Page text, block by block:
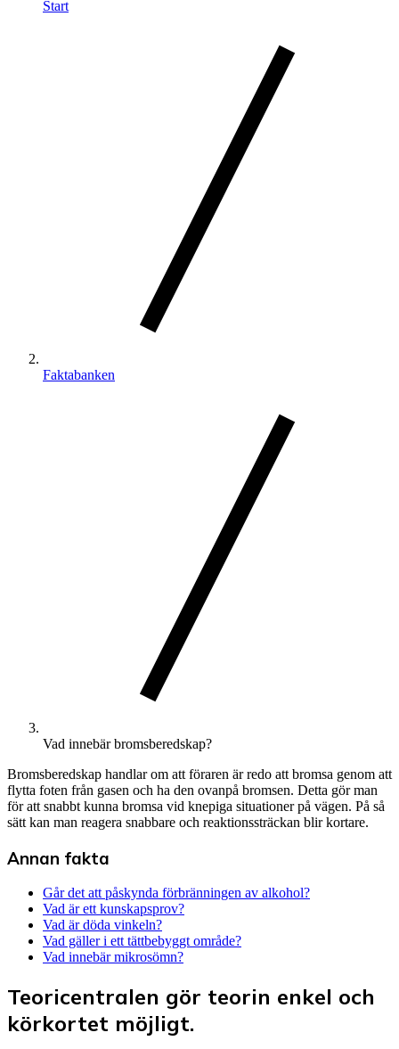
Start
Faktabanken
Vad innebär bromsberedskap?
Bromsberedskap handlar om att föraren är redo att bromsa genom att
flytta foten från gasen och ha den ovanpå bromsen. Detta gör man
för att snabbt kunna bromsa vid knepiga situationer på vägen. På så
sätt kan man reagera snabbare och reaktionssträckan blir kortare.
Annan fakta
Går det att påskynda förbränningen av alkohol?
Vad är ett kunskapsprov?
Vad är döda vinkeln?
Vad gäller i ett tättbebyggt område?
Vad innebär mikrosömn?
Teoricentralen gör teorin enkel och
körkortet möjligt.